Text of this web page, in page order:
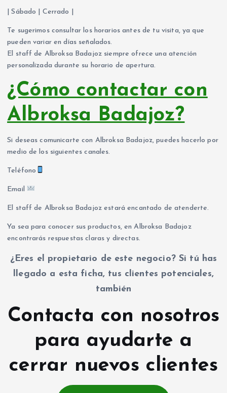
| Sábado | Cerrado |
Te sugerimos consultar los horarios antes de tu visita, ya que
pueden variar en días señalados.
El staff de Albroksa Badajoz siempre ofrece una atención
personalizada durante su horario de apertura.
¿Cómo contactar con
Albroksa Badajoz?
Si deseas comunicarte con Albroksa Badajoz, puedes hacerlo por
medio de los siguientes canales.
Teléfono
Email
El staff de Albroksa Badajoz estará encantado de atenderte.
Ya sea para conocer sus productos, en Albroksa Badajoz
encontrarás respuestas claras y directas.
¿Eres el propietario de este negocio? Si tú has
llegado a esta ficha, tus clientes potenciales,
también
Contacta con nosotros
para ayudarte a
cerrar nuevos clientes